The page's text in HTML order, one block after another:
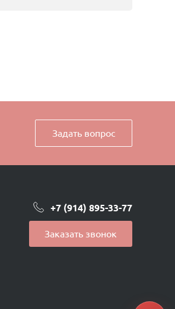
Задать вопрос
+7 (914) 895-33-77
Заказать звонок